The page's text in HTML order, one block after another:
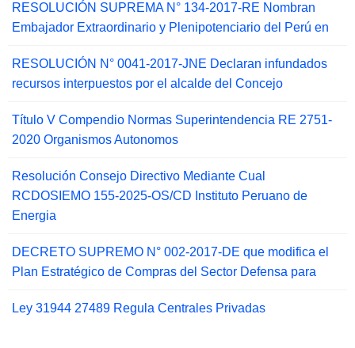
RESOLUCIÓN SUPREMA N° 134-2017-RE Nombran
Embajador Extraordinario y Plenipotenciario del Perú en
RESOLUCIÓN N° 0041-2017-JNE Declaran infundados
recursos interpuestos por el alcalde del Concejo
Título V Compendio Normas Superintendencia RE 2751-
2020 Organismos Autonomos
Resolución Consejo Directivo Mediante Cual
RCDOSIEMO 155-2025-OS/CD Instituto Peruano de
Energia
DECRETO SUPREMO N° 002-2017-DE que modifica el
Plan Estratégico de Compras del Sector Defensa para
Ley 31944 27489 Regula Centrales Privadas